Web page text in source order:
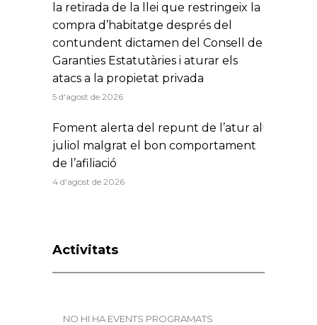
la retirada de la llei que restringeix la
compra d’habitatge després del
contundent dictamen del Consell de
Garanties Estatutàries i aturar els
atacs a la propietat privada
5 d'agost de 2026
Foment alerta del repunt de l’atur al
juliol malgrat el bon comportament
de l’afiliació
4 d'agost de 2026
Activitats
NO HI HA EVENTS PROGRAMATS